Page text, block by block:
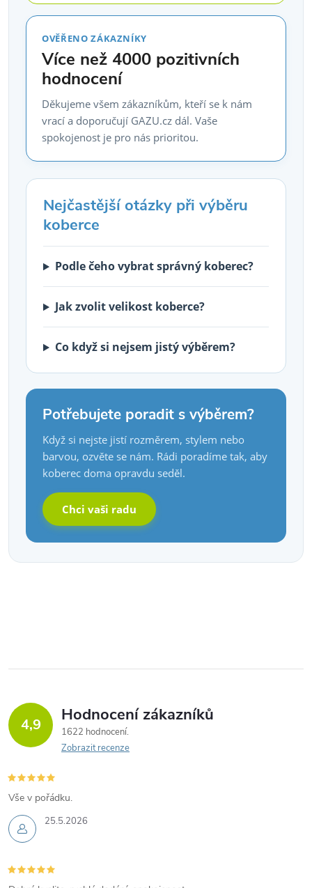
OVĚŘENO ZÁKAZNÍKY
Více než 4000 pozitivních
hodnocení
Děkujeme všem zákazníkům, kteří se k nám
vrací a doporučují GAZU.cz dál. Vaše
spokojenost je pro nás prioritou.
Nejčastější otázky při výběru
koberce
Podle čeho vybrat správný koberec?
Jak zvolit velikost koberce?
Co když si nejsem jistý výběrem?
Potřebujete poradit s výběrem?
Když si nejste jistí rozměrem, stylem nebo
barvou, ozvěte se nám. Rádi poradíme tak, aby
koberec doma opravdu seděl.
Chci vaši radu
4,9 Hodnocení zákazníků
1622 hodnocení
Zobrazit recenze
25.5.2026
Vše v pořádku.